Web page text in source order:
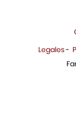
Legales-